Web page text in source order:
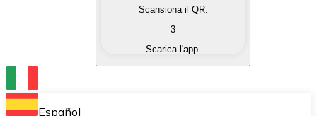
Converti le tue criptovalute in valuta fiat quando ne
Scambia una criptovaluta con un'altra
Conserva le tue cripto in un Wallet self-custodial.
Scansiona il QR.
3
Scarica l'app.
Español